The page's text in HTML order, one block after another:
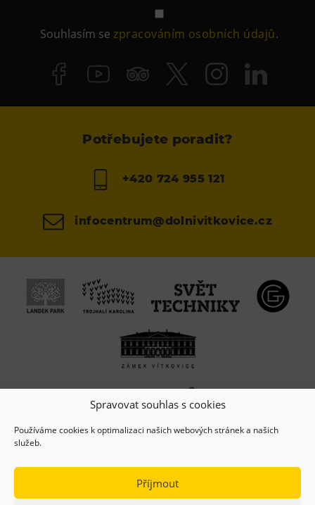
Spravovat souhlas s cookies
Používáme cookies k optimalizaci našich webových stránek a našich
služeb.
Příjmout
Souhlasím sezpracováním osobních údajů.
Potřebujete poradit?
+420 724 955 121
infocentrum@dolnivitkovice.cz